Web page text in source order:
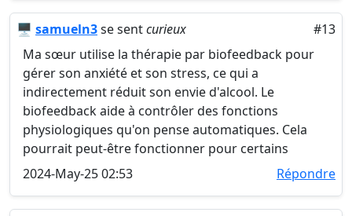
🖥️ samueln3se sentcurieux
#13
Ma sœur utilise la thérapie par biofeedback pour
gérer son anxiété et son stress, ce qui a
indirectement réduit son envie d'alcool. Le
biofeedback aide à contrôler des fonctions
physiologiques qu'on pense automatiques. Cela
pourrait peut-être fonctionner pour certains
2024-May-25 02:53
Répondre